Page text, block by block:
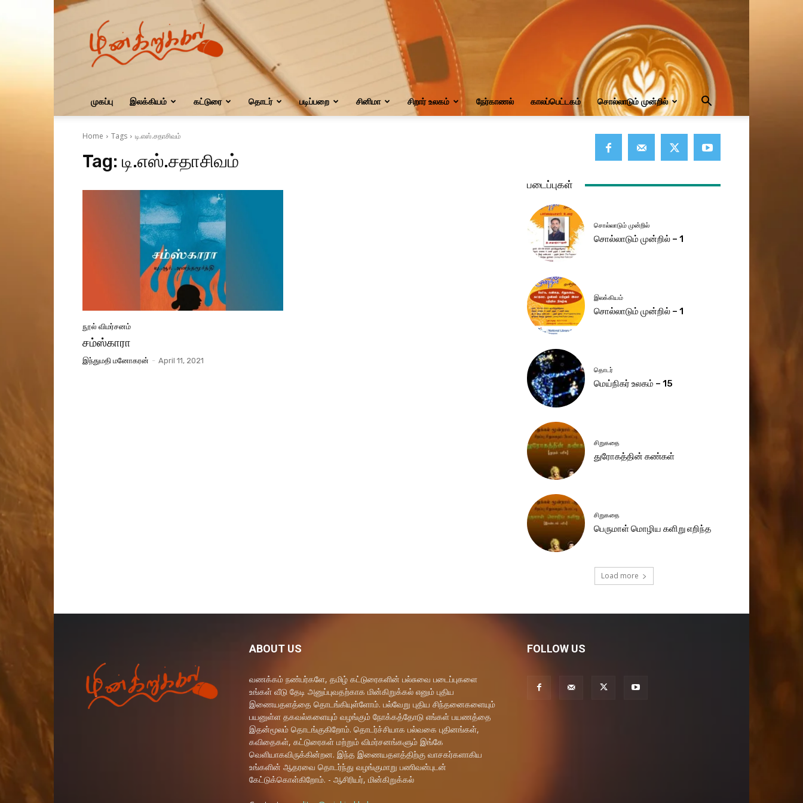
மின்கிறுக்கல்
முகப்பு இலக்கியம் கட்டுரை தொடர் படிப்பறை சினிமா சிறார் உலகம் நேர்காணல் காலப்பெட்டகம் சொல்லாடும் முன்றில்
Home Tags டி.எஸ்.சதாசிவம்
Tag: டி.எஸ்.சதாசிவம்
நூல் விமர்சனம்
சம்ஸ்காரா
இந்துமதி மனோகரன் - April 11, 2021
படைப்புகள்
சொல்லாடும் முன்றில்
சொல்லாடும் முன்றில் – 1
இலக்கியம்
சொல்லாடும் முன்றில் – 1
தொடர்
மெய்நிகர் உலகம் – 15
சிறுகதை
துரோகத்தின் கண்கள்
சிறுகதை
பெருமாள் மொழிய களிறு எறிந்த
Load more
ABOUT US
வணக்கம் நண்பர்களே, தமிழ் கட்டுரைகளின் பல்சுவை படைப்புகளை
உங்கள் வீடு தேடி அனுப்புவதற்காக மின்கிறுக்கல் எனும் புதிய
இணையதளத்தை தொடங்கியுள்ளோம். பல்வேறு புதிய சிந்தனைகளையும்
பயனுள்ள தகவல்களையும் வழங்கும் நோக்கத்தோடு எங்கள் பயணத்தை
இதன்மூலம் தொடங்குகிறோம். தொடர்ச்சியாக பல்வகை புதினங்கள்,
கவிதைகள், கட்டுரைகள் மற்றும் விமர்சனங்களும் இங்கே
வெளியாகவிருக்கின்றன. இந்த இணையதளத்திற்கு வாசகர்களாகிய
உங்களின் ஆதரவை தொடர்ந்து வழங்குமாறு பணிவன்புடன்
கேட்டுக்கொள்கிறோம். - ஆசிரியர், மின்கிறுக்கல்
FOLLOW US